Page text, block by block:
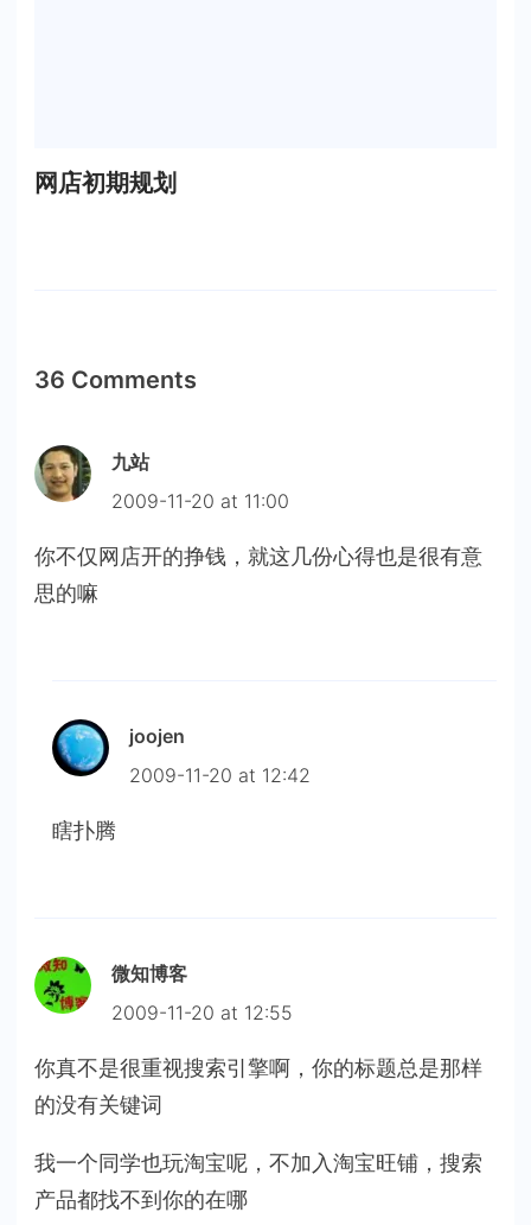
网店初期规划
36 Comments
九站
2009-11-20 at 11:00
你不仅网店开的挣钱，就这几份心得也是很有意
思的嘛
joojen
2009-11-20 at 12:42
瞎扑腾
微知博客
2009-11-20 at 12:55
你真不是很重视搜索引擎啊，你的标题总是那样
的没有关键词
我一个同学也玩淘宝呢，不加入淘宝旺铺，搜索
产品都找不到你的在哪